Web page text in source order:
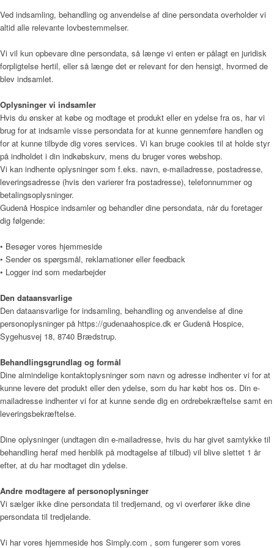
Kunst
Donationer
Galleri
Pjecer
Årsrapporter
Årsrapport 2018 (PDF)
Fagfolk
Ved indsamling, behandling og anvendelse af dine persondata overholder vi
altid alle relevante lovbestemmelser.
Vi vil kun opbevare dine persondata, så længe vi enten er pålagt en juridisk
forpligtelse hertil, eller så længe det er relevant for den hensigt, hvormed de
blev indsamlet.
Oplysninger vi indsamler
Hvis du ønsker at købe og modtage et produkt eller en ydelse fra os, har vi
brug for at indsamle visse persondata for at kunne gennemføre handlen og
for at kunne tilbyde dig vores services. Vi kan bruge cookies til at holde styr
på indholdet i din indkøbskurv, mens du bruger vores webshop.
Vi kan indhente oplysninger som f.eks. navn, e-mailadresse, postadresse,
leveringsadresse (hvis den varierer fra postadresse), telefonnummer og
betalingsoplysninger.
Gudenå Hospice indsamler og behandler dine persondata, når du foretager
dig følgende:
• Besøger vores hjemmeside
• Sender os spørgsmål, reklamationer eller feedback
• Logger ind som medarbejder
Den dataansvarlige
Den dataansvarlige for indsamling, behandling og anvendelse af dine
personoplysninger på https://gudenaahospice.dk erGudenå Hospice,
Sygehusvej 18, 8740 Brædstrup.
Behandlingsgrundlag og formål
Dine almindelige kontaktoplysninger som navn og adresse indhenter vi for at
kunne levere det produkt eller den ydelse, som du har købt hos os. Din e-
mailadresse indhenter vi for at kunne sende dig en ordrebekræftelse samt en
leveringsbekræftelse.
Dine oplysninger (undtagen din e-mailadresse, hvis du har givet samtykke til
behandling heraf med henblik på modtagelse af tilbud) vil blive slettet 1 år
efter, at du har modtaget din ydelse.
Andre modtagere af personoplysninger
Vi sælger ikke dine persondata til tredjemand, og vi overfører ikke dine
persondata til tredjelande.
Vi har vores hjemmeside hos Simply.com , som fungerer som vores